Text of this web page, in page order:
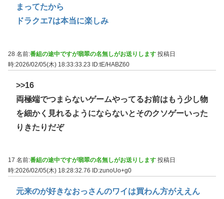
まってたから
ドラクエ7は本当に楽しみ
28 名前:番組の途中ですが翡翠の名無しがお送りします 投稿日
時:2026/02/05(木) 18:33:33.23 ID:tE/HABZ60
>>16
両極端でつまらないゲームやってるお前はもう少し物
を細かく見れるようにならないとそのクソゲーいった
りきたりだぞ
17 名前:番組の途中ですが翡翠の名無しがお送りします 投稿日
時:2026/02/05(木) 18:28:32.76
ID:zunoUo+g0
元来のが好きなおっさんのワイは買わん方がええん